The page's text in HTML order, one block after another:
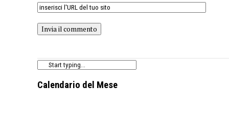
Calendario del Mese